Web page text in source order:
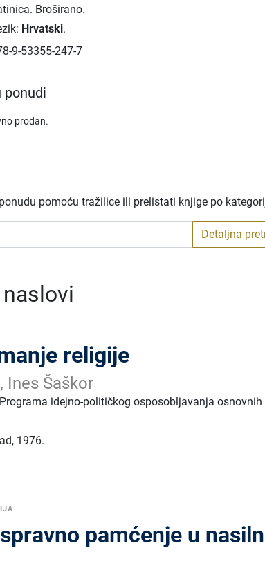
Broširano.
Hrvatski.
9-53355-247-7
ponudi
prodan.
pomoću tražilice ili prelistati knjige po
Detaljna
religije
Ines Šaškor
idejno-političkog osposobljavanja osnovnih
, 1976.
pamćenje u